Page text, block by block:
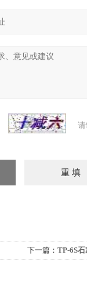
下一篇： TP-6S